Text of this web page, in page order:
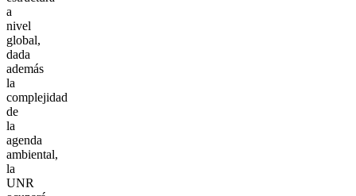
a
nivel
global,
dada
además
la
complejidad
de
la
agenda
ambiental,
la
UNR